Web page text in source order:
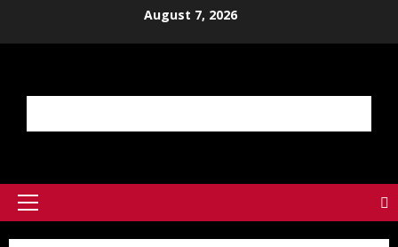
August 7, 2026
Primary